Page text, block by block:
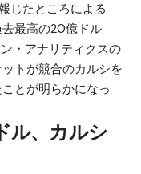
じたところによる
最高の20億ドル
・アナリティクスの
トが競合のカルシを
とが明らかになっ
ル、カルシ